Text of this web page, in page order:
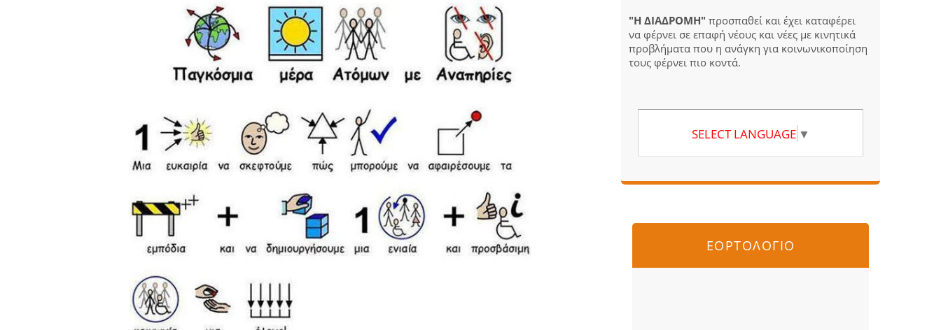
"Η ΔΙΑΔΡΟΜΗ" προσπαθεί και έχει καταφέρει
να φέρνει σε επαφή νέους και νέες με κινητικά
προβλήματα που η ανάγκη για κοινωνικοποίηση
τους φέρνει πιο κοντά.
SELECT LANGUAGE ▼
ΕΟΡΤΟΛΟΓΙΟ